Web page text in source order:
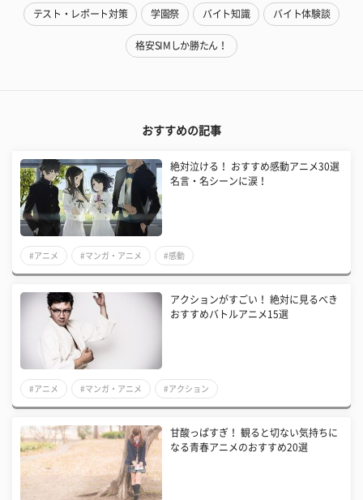
テスト・レポート対策 学園祭 バイト知識 バイト体験談
格安SIMしか勝たん！
おすすめの記事
絶対泣ける！ おすすめ感動アニメ30選
名言・名シーンに涙！
#アニメ #マンガ・アニメ #感動
アクションがすごい！ 絶対に見るべき
おすすめバトルアニメ15選
#アニメ #マンガ・アニメ #アクション
甘酸っぱすぎ！ 観ると切ない気持ちに
なる青春アニメのおすすめ20選